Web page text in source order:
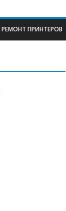
РЕМОНТ ПРИНТЕРОВ